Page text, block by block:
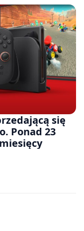
się
Ponad 23